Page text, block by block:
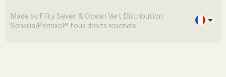
Made by Fifty Seven & Ocean Vert Distribution
Sensilia/Pernixol® tous droits reservés